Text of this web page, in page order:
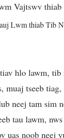
Vajtswv thiab
Lwm thiab Tib
hlo lawm,
muaj tseeb
neej tam sim
tau lawm,
uas noob neej